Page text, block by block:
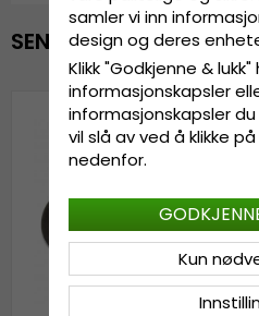
SENEST VISTE
samler vi inn
design og deres
Klikk "Godkjenne &
informasjonskapsler
informasjonskapsler
vil slå av ved å klikke
nedenfor.
Kun